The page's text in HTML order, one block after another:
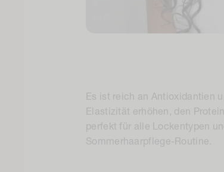
Es ist reich an Antioxidantien
Elastizität erhöhen, den
perfekt für alle Lockentypen
Sommerhaarpflege-Routine.